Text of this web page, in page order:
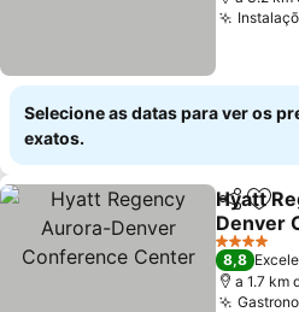
Selecione as datas para ver os
exatos.
Partilhar
Hyatt
Denver
Center
4 Estrelas
8,8
a 1.7 km